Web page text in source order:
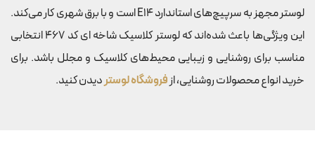
لوستر مجهز به سرپیچ‌های استاندارد E14 است و با برق شهری کار می‌کند.
این ویژگی‌ها باعث شده‌اند که لوستر کلاسیک شاخه ای کد 467 انتخابی
مناسب برای روشنایی و زیبایی محیط‌های کلاسیک و مجلل باشد. برای
خرید انواع محصولات روشنایی، ازفروشگاه لوستردیدن کنید.